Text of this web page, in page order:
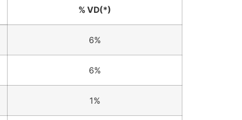
% VD(*)
6%
6%
1%